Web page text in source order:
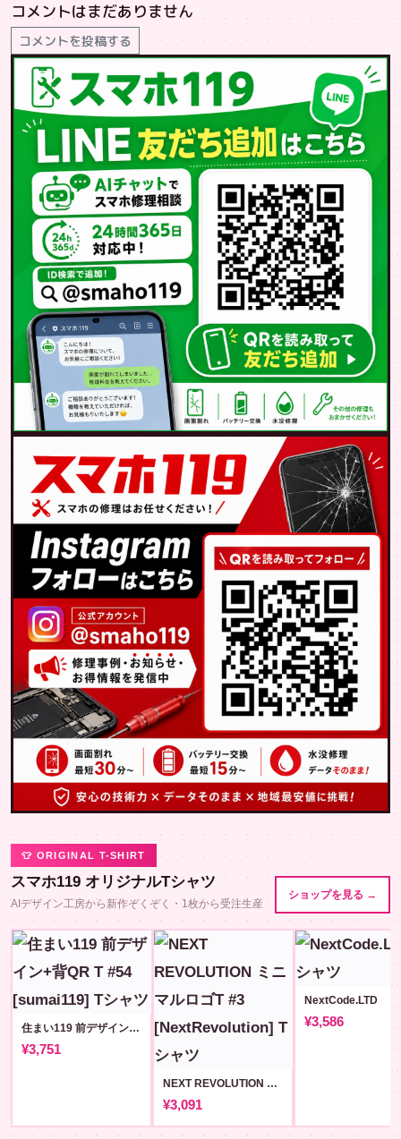
コメントはまだありません
コメントを投稿する
👕 ORIGINAL T-SHIRT
スマホ119 オリジナルTシャツ
AIデザイン工房から新作ぞくぞく・1枚から受注生産
ショップを見る →
住まい119 前デザイン+背QR T #54 [sumai119]
¥3,751
NEXT REVOLUTION ミニマルロゴT #3 [NextRevolution]
¥3,091
NextCode.LTD
¥3,586